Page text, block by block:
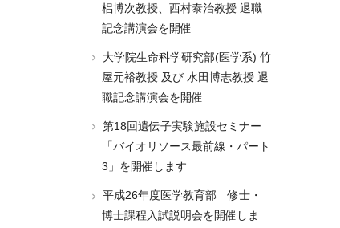
梠博次教授、西村泰治教授 退職
記念講演会を開催
大学院生命科学研究部(医学系) 竹
屋元裕教授 及び 水田博志教授 退
職記念講演会を開催
第18回遺伝子実験施設セミナー
「バイオリソース最前線・パート
3」を開催します
平成26年度医学教育部 修士・
博士課程入試説明会を開催しま